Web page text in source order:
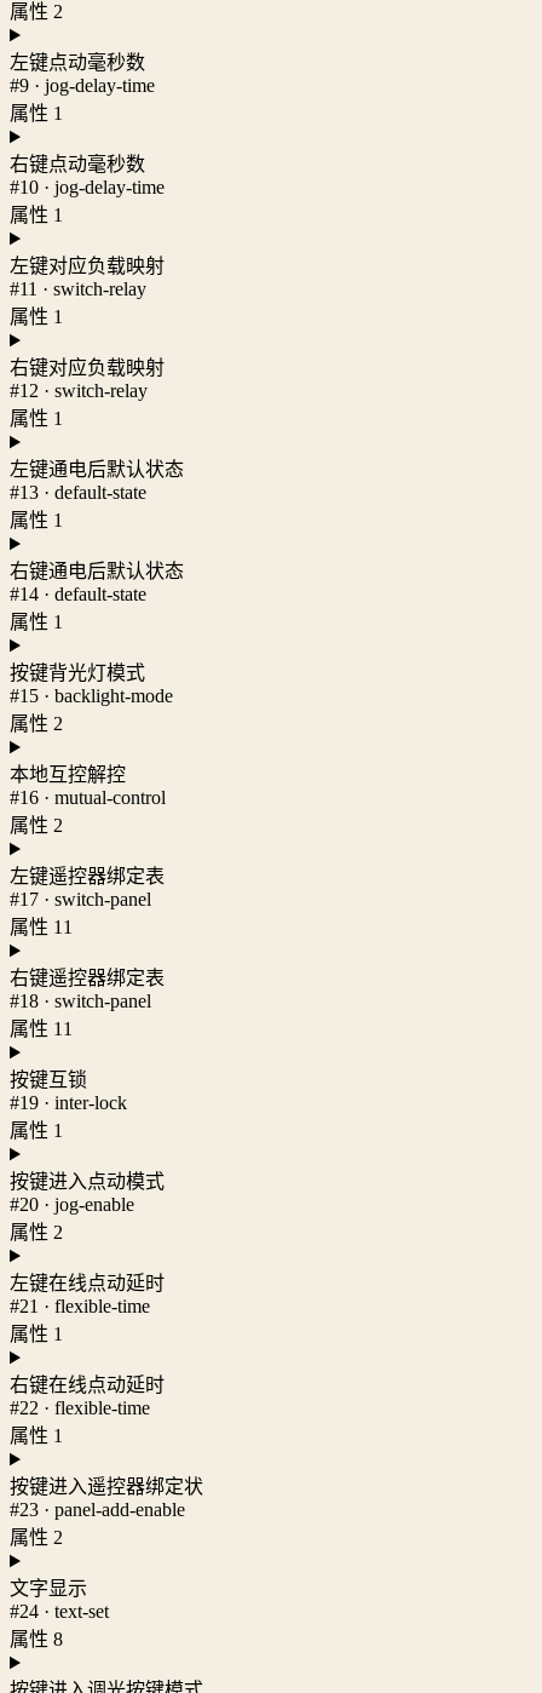
属性 2
左键点动毫秒数
#9 · jog-delay-time
属性 1
右键点动毫秒数
#10 · jog-delay-time
属性 1
左键对应负载映射
#11 · switch-relay
属性 1
右键对应负载映射
#12 · switch-relay
属性 1
左键通电后默认状态
#13 · default-state
属性 1
右键通电后默认状态
#14 · default-state
属性 1
按键背光灯模式
#15 · backlight-mode
属性 2
本地互控解控
#16 · mutual-control
属性 2
左键遥控器绑定表
#17 · switch-panel
属性 11
右键遥控器绑定表
#18 · switch-panel
属性 11
按键互锁
#19 · inter-lock
属性 1
按键进入点动模式
#20 · jog-enable
属性 2
左键在线点动延时
#21 · flexible-time
属性 1
右键在线点动延时
#22 · flexible-time
属性 1
按键进入遥控器绑定状
#23 · panel-add-enable
属性 2
文字显示
#24 · text-set
属性 8